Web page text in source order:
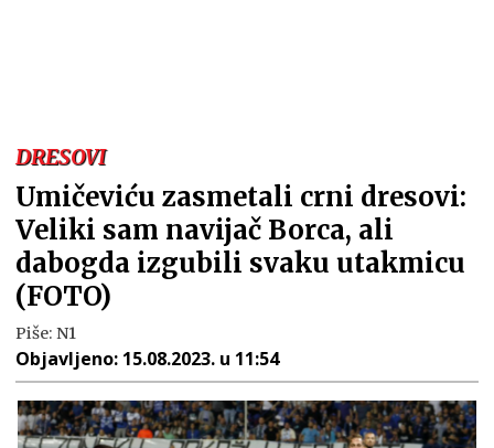
DRESOVI
Umičeviću zasmetali crni dresovi:
Veliki sam navijač Borca, ali
dabogda izgubili svaku utakmicu
(FOTO)
Piše: N1
Objavljeno: 15.08.2023. u 11:54